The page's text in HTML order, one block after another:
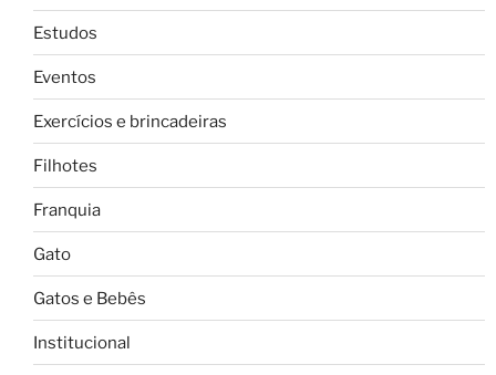
Estudos
Eventos
Exercícios e brincadeiras
Filhotes
Franquia
Gato
Gatos e Bebês
Institucional